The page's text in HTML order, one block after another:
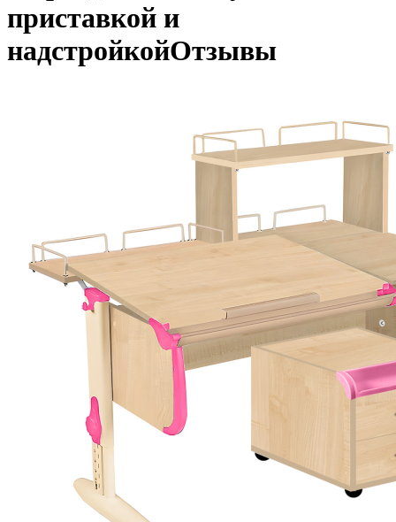
приставкой и
надстройкойОтзывы